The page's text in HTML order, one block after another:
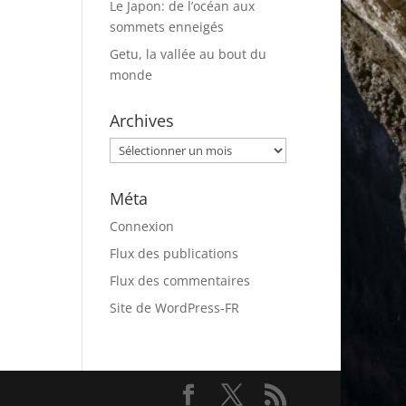
Le Japon: de l’océan aux
sommets enneigés
Getu, la vallée au bout du
monde
Archives
Archives
Méta
Connexion
Flux des publications
Flux des commentaires
Site de WordPress-FR